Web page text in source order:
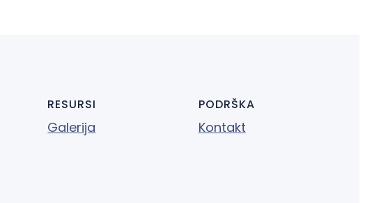
RESURSI
Galerija
PODRŠKA
Kontakt